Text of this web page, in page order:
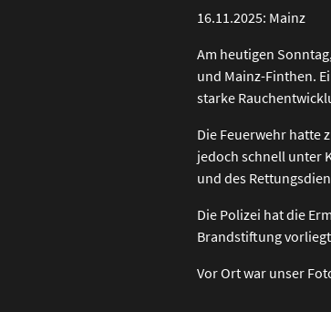
16.11.2025: Mainz
Am heutigen
und Mainz-Finthen.
starke
Die Feuerwehr hatte
jedoch schnell unter
und des
Die Polizei hat die
Brandstiftung
Vor Ort war unser